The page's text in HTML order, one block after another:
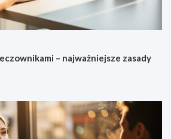
– najważniejsze zasady